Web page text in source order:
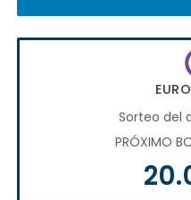
Sorteo del
PRÓXIMO